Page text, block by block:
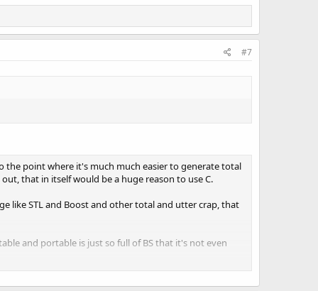
#7
the point where it's much much easier to generate total
that in itself would be a huge reason to use C.
like STL and Boost and other total and utter crap, that
and portable is just so full of BS that it's not even